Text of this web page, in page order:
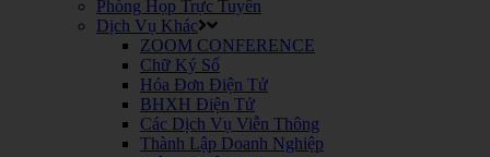
Phòng Họp Trực Tuyến
Dịch Vụ Khác
ZOOM CONFERENCE
Chữ Ký Số
Hóa Đơn Điện Tử
BHXH Điện Tử
Các Dịch Vụ Viễn Thông
Thành Lập Doanh Nghiệp